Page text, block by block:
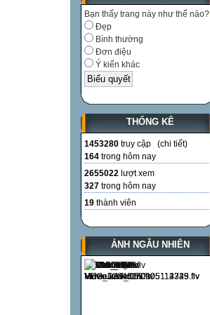
Bạn thấy trang này như thế nào?
Đẹp
Bình thường
Đơn điệu
Ý kiến khác
THỐNG KÊ
1453280 truy cập (chi tiết)
164 trong hôm nay
2655022 lượt xem
327 trong hôm nay
19 thành viên
ẢNH NGẪU NHIÊN